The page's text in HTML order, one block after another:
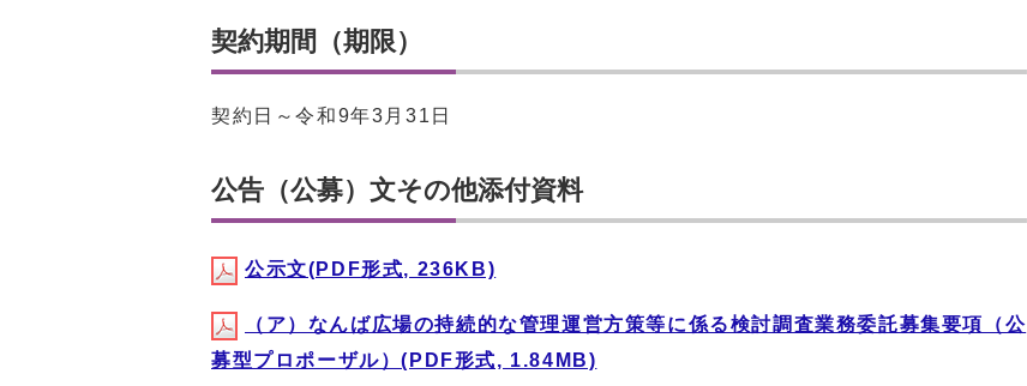
契約期間（期限）
契約日～令和9年3月31日
公告（公募）文その他添付資料
公示文(PDF形式, 236KB)
（ア）なんば広場の持続的な管理運営方策等に係る検討調査業務委託募集要項（公
募型プロポーザル）(PDF形式, 1.84MB)